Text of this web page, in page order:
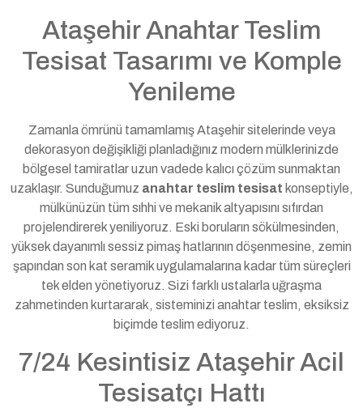
Ataşehir Anahtar Teslim
Tesisat Tasarımı ve Komple
Yenileme
Zamanla ömrünü tamamlamış Ataşehir sitelerinde veya
dekorasyon değişikliği planladığınız modern mülklerinizde
bölgesel tamiratlar uzun vadede kalıcı çözüm sunmaktan
uzaklaşır. Sunduğumuz anahtar teslim tesisat konseptiyle,
mülkünüzün tüm sıhhi ve mekanik altyapısını sıfırdan
projelendirerek yeniliyoruz. Eski boruların sökülmesinden,
yüksek dayanımlı sessiz pimaş hatlarının döşenmesine, zemin
şapından son kat seramik uygulamalarına kadar tüm süreçleri
tek elden yönetiyoruz. Sizi farklı ustalarla uğraşma
zahmetinden kurtararak, sisteminizi anahtar teslim, eksiksiz
biçimde teslim ediyoruz.
7/24 Kesintisiz Ataşehir Acil
Tesisatçı Hattı